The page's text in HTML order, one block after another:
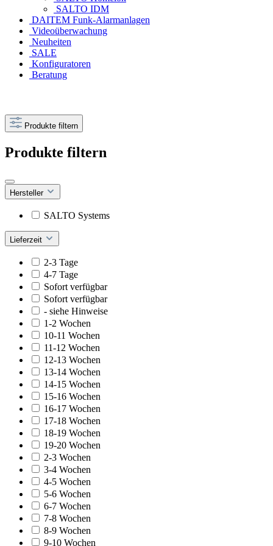
SALTO IDM
DAITEM Funk-Alarmanlagen
Videoüberwachung
Neuheiten
SALE
Konfiguratoren
Beratung
Produkte filtern
Produkte filtern
Hersteller
SALTO Systems
Lieferzeit
2-3 Tage
4-7 Tage
Sofort verfügbar
Sofort verfügbar
- siehe Hinweise
1-2 Wochen
10-11 Wochen
11-12 Wochen
12-13 Wochen
13-14 Wochen
14-15 Wochen
15-16 Wochen
16-17 Wochen
17-18 Wochen
18-19 Wochen
19-20 Wochen
2-3 Wochen
3-4 Wochen
4-5 Wochen
5-6 Wochen
6-7 Wochen
7-8 Wochen
8-9 Wochen
9-10 Wochen